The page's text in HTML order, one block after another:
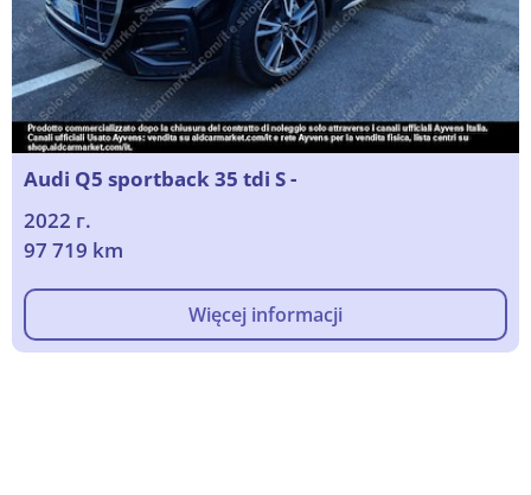
Audi Q5 sportback 35 tdi S -
2022 г.
97 719 km
Więcej informacji